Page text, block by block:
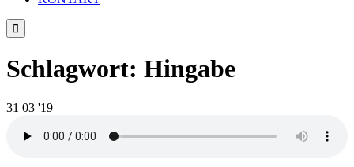

Schlagwort: Hingabe
31 03 '19